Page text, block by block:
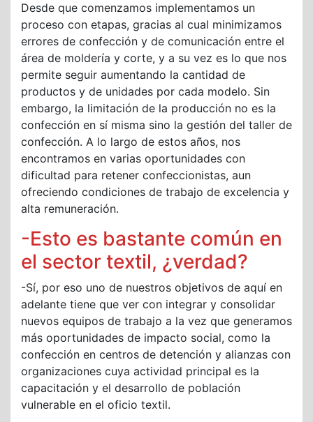
Desde que comenzamos implementamos un
proceso con etapas, gracias al cual minimizamos
errores de confección y de comunicación entre el
área de moldería y corte, y a su vez es lo que nos
permite seguir aumentando la cantidad de
productos y de unidades por cada modelo. Sin
embargo, la limitación de la producción no es la
confección en sí misma sino la gestión del taller de
confección. A lo largo de estos años, nos
encontramos en varias oportunidades con
dificultad para retener confeccionistas, aun
ofreciendo condiciones de trabajo de excelencia y
alta remuneración.
-Esto es bastante común en
el sector textil, ¿verdad?
-Sí, por eso uno de nuestros objetivos de aquí en
adelante tiene que ver con integrar y consolidar
nuevos equipos de trabajo a la vez que generamos
más oportunidades de impacto social, como la
confección en centros de detención y alianzas con
organizaciones cuya actividad principal es la
capacitación y el desarrollo de población
vulnerable en el oficio textil.